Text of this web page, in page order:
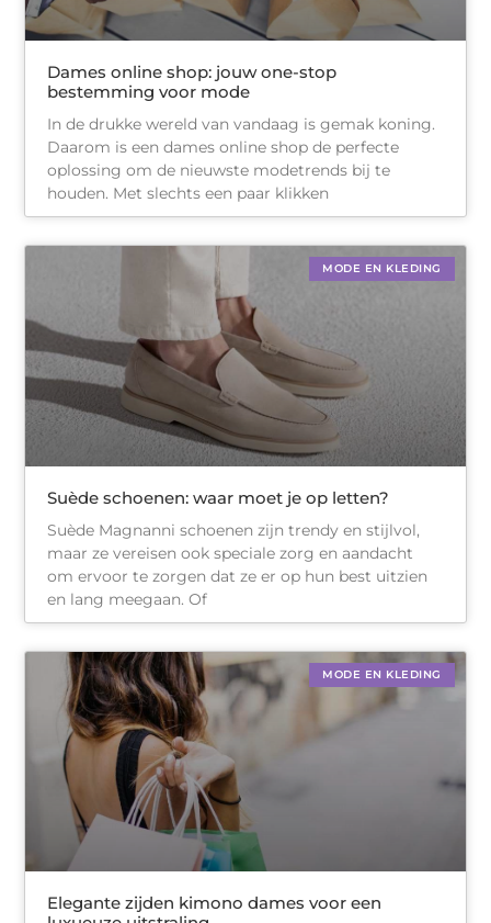
Dames online shop: jouw one-stop
bestemming voor mode
In de drukke wereld van vandaag is gemak koning.
Daarom is een dames online shop de perfecte
oplossing om de nieuwste modetrends bij te
houden. Met slechts een paar klikken
MODE EN KLEDING
Suède schoenen: waar moet je op letten?
Suède Magnanni schoenen zijn trendy en stijlvol,
maar ze vereisen ook speciale zorg en aandacht
om ervoor te zorgen dat ze er op hun best uitzien
en lang meegaan. Of
MODE EN KLEDING
Elegante zijden kimono dames voor een